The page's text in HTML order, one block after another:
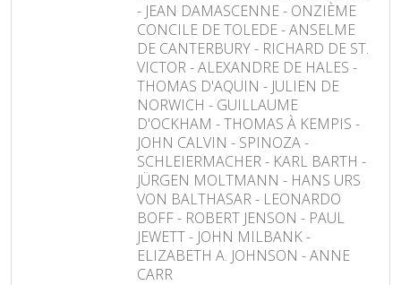
- JEAN DAMASCENNE - ONZIÈME
CONCILE DE TOLEDE - ANSELME
DE CANTERBURY - RICHARD DE ST.
VICTOR - ALEXANDRE DE HALES -
THOMAS D'AQUIN - JULIEN DE
NORWICH - GUILLAUME
D'OCKHAM - THOMAS À KEMPIS -
JOHN CALVIN - SPINOZA -
SCHLEIERMACHER - KARL BARTH -
JÜRGEN MOLTMANN - HANS URS
VON BALTHASAR - LEONARDO
BOFF - ROBERT JENSON - PAUL
JEWETT - JOHN MILBANK -
ELIZABETH A. JOHNSON - ANNE
CARR